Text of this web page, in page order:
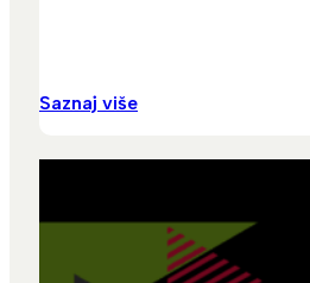
Saznaj više